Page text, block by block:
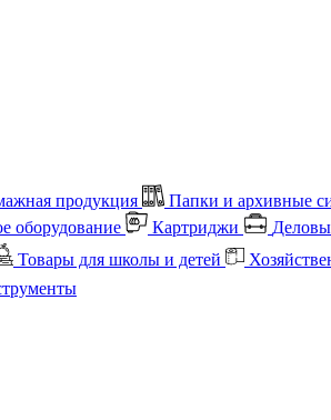
продукция Папки и архивные
оборудование
Картриджи
Товары для школы и детей